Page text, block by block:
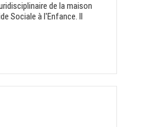
de la maison
Sociale à l'Enfance. Il